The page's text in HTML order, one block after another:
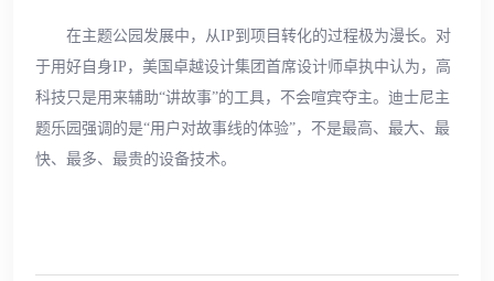
在主题公园发展中，从IP到项目转化的过程极为漫长。对
于用好自身IP，美国卓越设计集团首席设计师卓执中认为，高
科技只是用来辅助“讲故事”的工具，不会喧宾夺主。迪士尼主
题乐园强调的是“用户对故事线的体验”，不是最高、最大、最
快、最多、最贵的设备技术。